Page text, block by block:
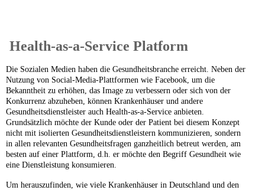
Health-as-a-Service Platform
Die Sozialen Medien haben die Gesundheitsbranche erreicht. Neben der
Nutzung von Social-Media-Plattformen wie Facebook, um die
Bekanntheit zu erhöhen, das Image zu verbessern oder sich von der
Konkurrenz abzuheben, können Krankenhäuser und andere
Gesundheitsdienstleister auch Health-as-a-Service anbieten.
Grundsätzlich möchte der Kunde oder der Patient bei diesem Konzept
nicht mit isolierten Gesundheitsdienstleistern kommunizieren, sondern
in allen relevanten Gesundheitsfragen ganzheitlich betreut werden, am
besten auf einer Plattform, d.h. er möchte den Begriff Gesundheit wie
eine Dienstleistung konsumieren.
Um herauszufinden, wie viele Krankenhäuser in Deutschland und den